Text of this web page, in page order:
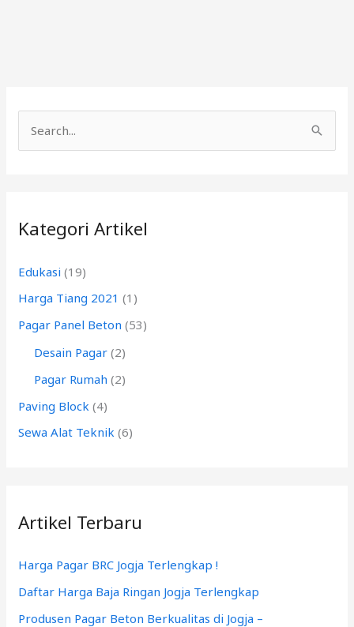
u
t
u
k
Kategori Artikel
Edukasi (19)
Harga Tiang 2021 (1)
Pagar Panel Beton (53)
Desain Pagar (2)
Pagar Rumah (2)
Paving Block (4)
Sewa Alat Teknik (6)
Artikel Terbaru
Harga Pagar BRC Jogja Terlengkap !
Daftar Harga Baja Ringan Jogja Terlengkap
Produsen Pagar Beton Berkualitas di Jogja –